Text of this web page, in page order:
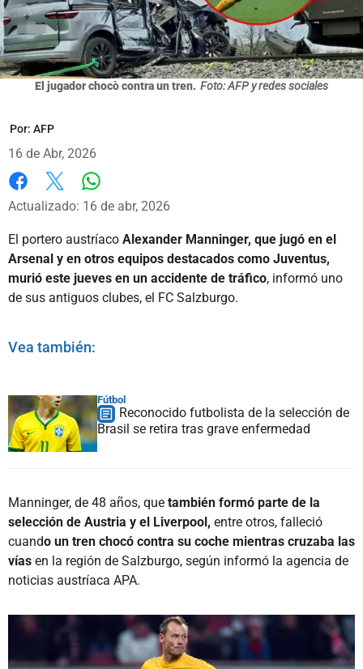
El jugador chocò contra un tren. Foto: AFP y redes sociales
Por: AFP
16 de Abr, 2026
Facebook
X
Actualizado: 16 de abr, 2026
El portero austríaco Alexander Manninger, que jugó en el
Arsenal y en otros equipos destacados como Juventus,
murió este jueves en un accidente de tráfico, informó uno
de sus antiguos clubes, el FC Salzburgo.
Vea también:
Fútbol
Reconocido futbolista de la selección de
Brasil se retira tras grave enfermedad
Manninger, de 48 años, que también formó parte de la
selección de Austria y el Liverpool, entre otros, falleció
cuando un tren chocó contra su coche mientras cruzaba las
vías en la región de Salzburgo, según informó la agencia de
noticias austríaca APA.